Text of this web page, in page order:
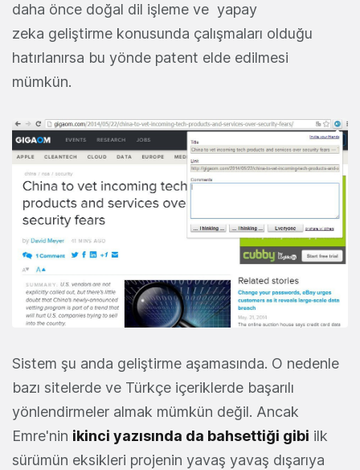
daha önce doğal dil işleme ve yapay
zeka geliştirme konusunda çalışmaları olduğu
hatırlanırsa bu yönde patent elde edilmesi
mümkün.
Sistem şu anda geliştirme aşamasında. O nedenle
bazı sitelerde ve Türkçe içeriklerde başarılı
yönlendirmeler almak mümkün değil. Ancak
Emre'nin ikinci yazısında da bahsettiği gibi ilk
sürümün eksikleri projenin yavaş yavaş dışarıya